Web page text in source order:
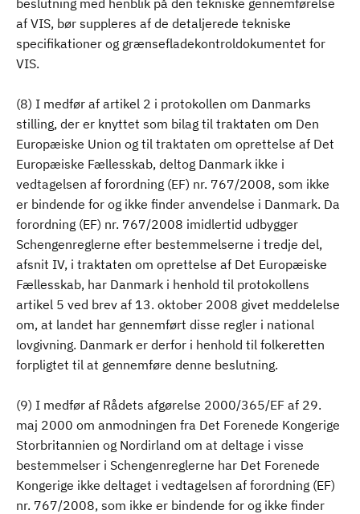
beslutning med henblik på den tekniske gennemførelse
af VIS, bør suppleres af de detaljerede tekniske
specifikationer og grænsefladekontroldokumentet for
VIS.
(8) I medfør af artikel 2 i protokollen om Danmarks
stilling, der er knyttet som bilag til traktaten om Den
Europæiske Union og til traktaten om oprettelse af Det
Europæiske Fællesskab, deltog Danmark ikke i
vedtagelsen af forordning (EF) nr. 767/2008, som ikke
er bindende for og ikke finder anvendelse i Danmark. Da
forordning (EF) nr. 767/2008 imidlertid udbygger
Schengenreglerne efter bestemmelserne i tredje del,
afsnit IV, i traktaten om oprettelse af Det Europæiske
Fællesskab, har Danmark i henhold til protokollens
artikel 5 ved brev af 13. oktober 2008 givet meddelelse
om, at landet har gennemført disse regler i national
lovgivning. Danmark er derfor i henhold til folkeretten
forpligtet til at gennemføre denne beslutning.
(9) I medfør af Rådets afgørelse 2000/365/EF af 29.
maj 2000 om anmodningen fra Det Forenede Kongerige
Storbritannien og Nordirland om at deltage i visse
bestemmelser i Schengenreglerne har Det Forenede
Kongerige ikke deltaget i vedtagelsen af forordning (EF)
nr. 767/2008, som ikke er bindende for og ikke finder